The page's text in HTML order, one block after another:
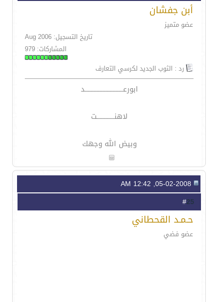
أبن جفشان
عضو متميز
تاريخ التسجيل: Aug 2006
المشاركات: 979
رد : الثوب الجديد لكرسي التعارف
ابورعــــــــــــــــــــــــــد
لاهنــــــــــــت
وبيض الله وجهك
25
حـمـد القحطاني
عضو فضي